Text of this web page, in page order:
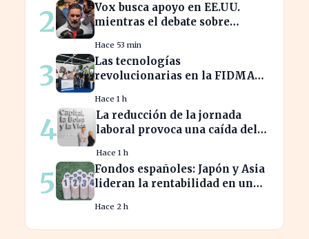
2
Vox busca apoyo en EE.UU.
mientras el debate sobre
intensifica
Hace 53 min
3
Las tecnologías
revolucionarias en la FIDMA
empresarial en Asturias
Hace 1 h
4
La reducción de la jornada
laboral provoca una caída del
española
Hace 1 h
5
Fondos españoles: Japón y Asia
lideran la rentabilidad en un
Hace 2 h